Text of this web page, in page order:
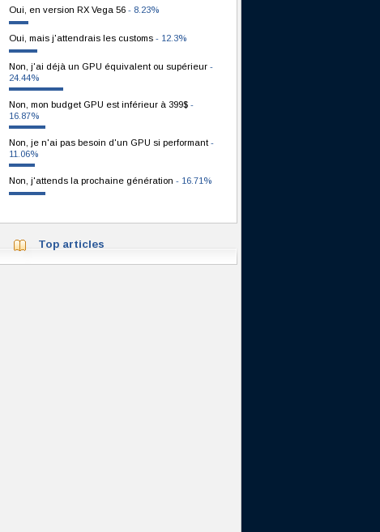
Oui, en version RX Vega 56 - 8.23%
Oui, mais j'attendrais les customs - 12.3%
Non, j'ai déjà un GPU équivalent ou supérieur -
24.44%
Non, mon budget GPU est inférieur à 399$ -
16.87%
Non, je n'ai pas besoin d'un GPU si performant -
11.06%
Non, j'attends la prochaine génération - 16.71%
Top articles